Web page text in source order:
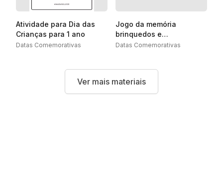
Atividade para Dia das
Crianças para 1 ano
Datas Comemorativas
Jogo da memória
brinquedos e
brincadeiras para imprimir
Datas Comemorativas
Ver mais materiais